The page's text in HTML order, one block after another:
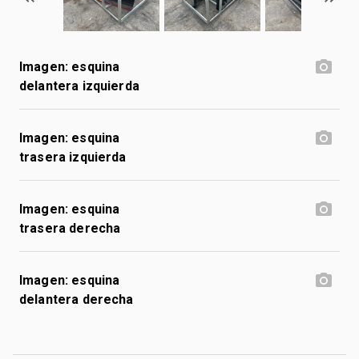
Imagen: esquina
delantera izquierda
Imagen: esquina
trasera izquierda
Imagen: esquina
trasera derecha
Imagen: esquina
delantera derecha